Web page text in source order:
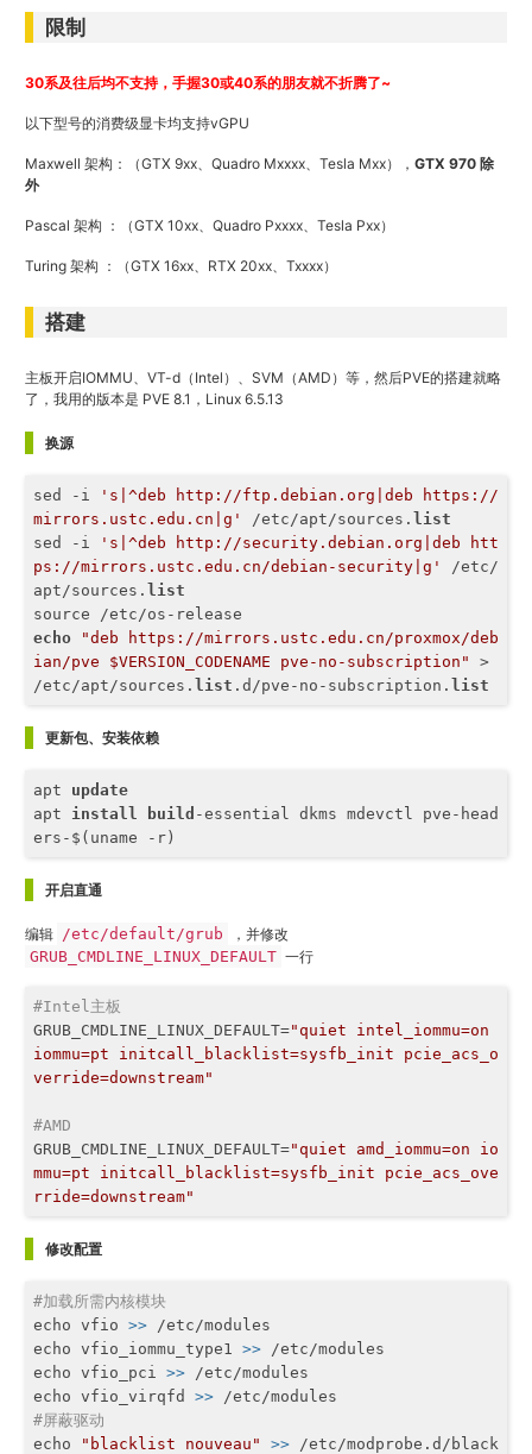
限制
30系及往后均不支持，手握30或40系的朋友就不折腾了~
以下型号的消费级显卡均支持vGPU
Maxwell 架构：（GTX 9xx、Quadro Mxxxx、Tesla Mxx），GTX 970 除
外
Pascal 架构 ：（GTX 10xx、Quadro Pxxxx、Tesla Pxx）
Turing 架构 ：（GTX 16xx、RTX 20xx、Txxxx）
搭建
主板开启IOMMU、VT-d（Intel）、SVM（AMD）等，然后PVE的搭建就略
了，我用的版本是 PVE 8.1，Linux 6.5.13
换源
sed -i
's|^deb http://ftp.debian.org|deb https://
mirrors.ustc.edu.cn|g'
/etc/apt/sources. list
sed -i
's|^deb http://security.debian.org|deb htt
ps://mirrors.ustc.edu.cn/debian-security|g'
/etc/
apt/sources. list
echo
"deb https://mirrors.ustc.edu.cn/proxmox/deb
ian/pve $VERSION_CODENAME pve-no-subscription"
>
/etc/apt/sources. list .d/pve-no-subscription. list
更新包、安装依赖
apt update
apt install build -essential dkms mdevctl pve-head
ers-$(uname -r)
开启直通
编辑 /etc/default/grub
，并修改
GRUB_CMDLINE_LINUX_DEFAULT 一行
#Intel主板
GRUB_CMDLINE_LINUX_DEFAULT="quiet intel_iommu=on
iommu=pt initcall_blacklist=sysfb_init pcie_acs_o
verride=downstream"
#AMD
GRUB_CMDLINE_LINUX_DEFAULT="quiet amd_iommu=on io
mmu=pt initcall_blacklist=sysfb_init pcie_acs_ove
rride=downstream"
修改配置
#加载所需内核模块
echo vfio >>
/etc/modules
echo vfio_iommu_type1 >>
/etc/modules
echo vfio_pci >>
/etc/modules
echo vfio_virqfd >>
#屏蔽驱动
echo
"blacklist nouveau" >>
/etc/modprobe.d/black